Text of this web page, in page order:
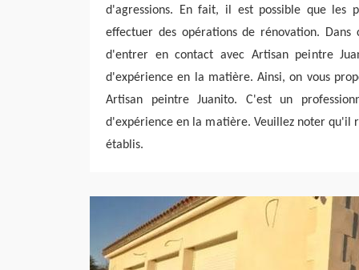
d'agressions. En fait, il est possible que les
effectuer des opérations de rénovation. Dans
d'entrer en contact avec Artisan peintre
d'expérience en la matière. Ainsi, on vous
Artisan peintre Juanito. C'est un
d'expérience en la matière. Veuillez noter qu'il
établis.